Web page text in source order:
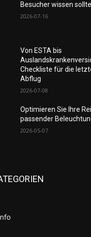
Besucher wissen
2026-07-16
Von ESTA bis
Checkliste für die
Abflug
2026-07-08
Optimieren Sie Ihre
passender
2026-05-07